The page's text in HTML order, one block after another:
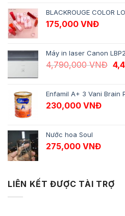
BLACKROUGE COLOR
175,000 VNĐ
Máy in laser Canon
4,790,000VNĐ
Enfamil A+ 3 Vani Brain
230,000 VNĐ
Nước hoa Soul
275,000 VNĐ
LIÊN KẾT ĐƯỢC TÀI TRỢ